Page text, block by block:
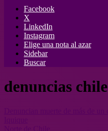
Facebook
X
LinkedIn
Instagram
Elige una nota al azar
Sidebar
Buscar
denuncias chile